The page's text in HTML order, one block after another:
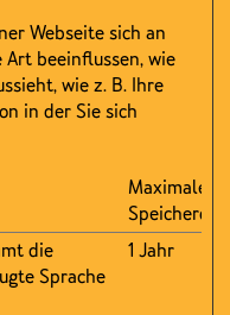
Webseite sich an
beeinflussen, wie
wie z. B. Ihre
in der Sie sich
Maximale
die
Sprache
1 Jahr